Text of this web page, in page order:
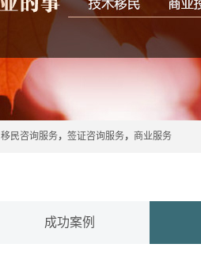
移民咨询服务， 签证咨询服务， 商业服务
成功案例